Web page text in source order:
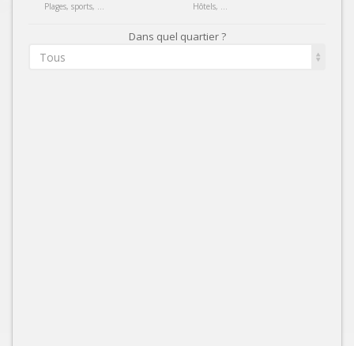
Plages, sports, ... Hôtels, ...
Dans quel quartier ?
Tous